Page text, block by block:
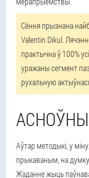
Сёння прызнана
Valentin Dikul.
практычна ў 100%
уражаны сегмент
рухальную
Аўтар методыкі, у
прыкаваным, на
Жаданне жыць